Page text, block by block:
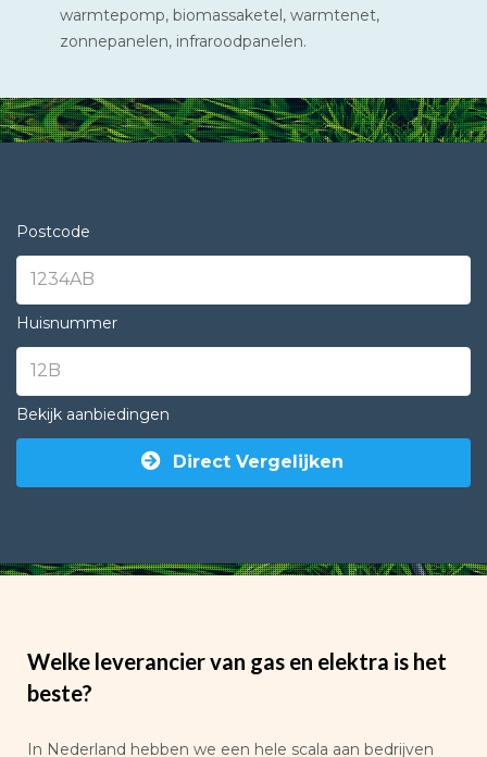
warmtepomp, biomassaketel, warmtenet,
zonnepanelen, infraroodpanelen.
Postcode
Huisnummer
Bekijk aanbiedingen
Direct Vergelijken
Welke leverancier van gas en elektra is het
beste?
In Nederland hebben we een hele scala aan bedrijven